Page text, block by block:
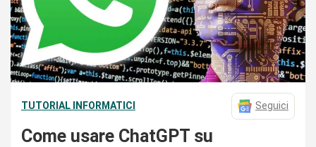
TUTORIAL INFORMATICI Seguici
Come usare ChatGPT su